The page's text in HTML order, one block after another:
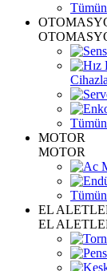
MOTOR
MOTOR
EL
EL